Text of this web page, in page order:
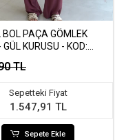
BOL PAÇA GÖMLEK
KURUSU - KOD:
TL
Sepetteki Fiyat
1.547,91 TL
Sepete Ekle